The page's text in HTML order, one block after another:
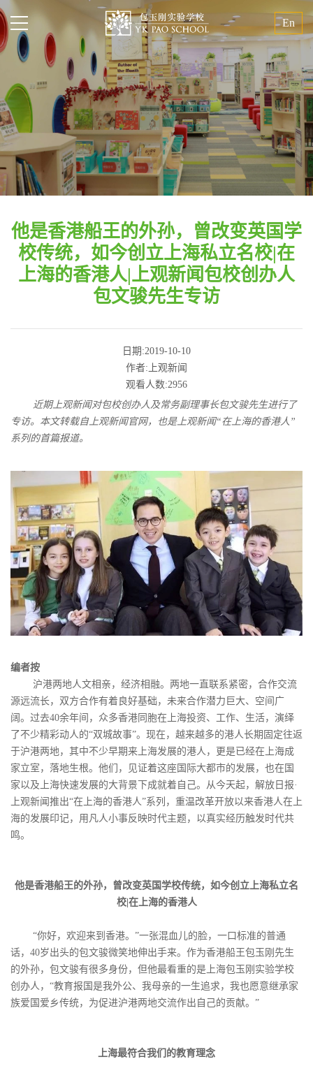
En
他是香港船王的外孙，曾改变英国学
校传统，如今创立上海私立名校|在
上海的香港人|上观新闻包校创办人
包文骏先生专访
日期:2019-10-10
作者:上观新闻
观看人数:2956
近期上观新闻对包校创办人及常务副理事长包文骏先生进行了
专访。本文转载自上观新闻官网，也是上观新闻“在上海的香港人”
系列的首篇报道。
编者按
沪港两地人文相亲，经济相融。两地一直联系紧密，合作交流
源远流长，双方合作有着良好基础，未来合作潜力巨大、空间广
阔。过去40余年间，众多香港同胞在上海投资、工作、生活，演绎
了不少精彩动人的“双城故事”。现在，越来越多的港人长期固定往返
于沪港两地，其中不少早期来上海发展的港人，更是已经在上海成
家立室，落地生根。他们，见证着这座国际大都市的发展，也在国
家以及上海快速发展的大背景下成就着自己。从今天起，解放日报·
上观新闻推出“在上海的香港人”系列，重温改革开放以来香港人在上
海的发展印记，用凡人小事反映时代主题，以真实经历触发时代共
鸣。
他是香港船王的外孙，曾改变英国学校传统，如今创立上海私立名
校|在上海的香港人
“你好，欢迎来到香港。”一张混血儿的脸，一口标准的普通
话，40岁出头的包文骏微笑地伸出手来。作为香港船王包玉刚先生
的外孙，包文骏有很多身份，但他最看重的是上海包玉刚实验学校
创办人，“教育报国是我外公、我母亲的一生追求，我也愿意继承家
族爱国爱乡传统，为促进沪港两地交流作出自己的贡献。”
上海最符合我们的教育理念